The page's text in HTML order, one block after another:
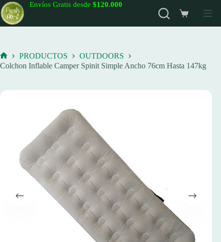
Saltar
al
contenido
Envíos Gratis desde $120.000
Carro
de
Inicio
PRODUCTOS
OUTDOORS
Colchon Inflable Camper Spinit Simple Ancho 76cm Hasta 147kg